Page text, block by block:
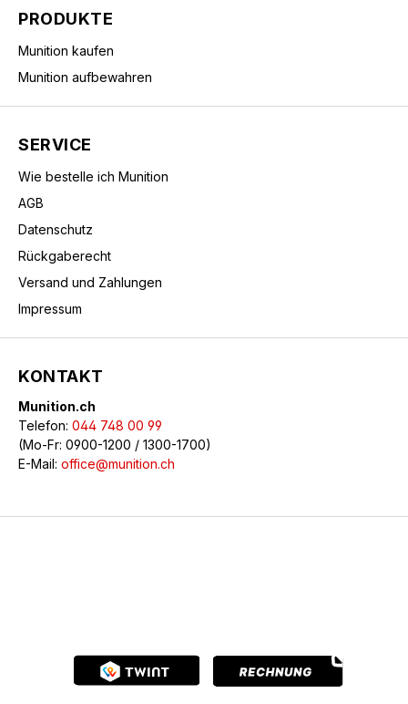
PRODUKTE
Munition kaufen
Munition aufbewahren
SERVICE
Wie bestelle ich Munition
AGB
Datenschutz
Rückgaberecht
Versand und Zahlungen
Impressum
KONTAKT
Munition.ch
Telefon: 044 748 00 99
(Mo-Fr: 0900-1200 / 1300-1700)
E-Mail: office@munition.ch